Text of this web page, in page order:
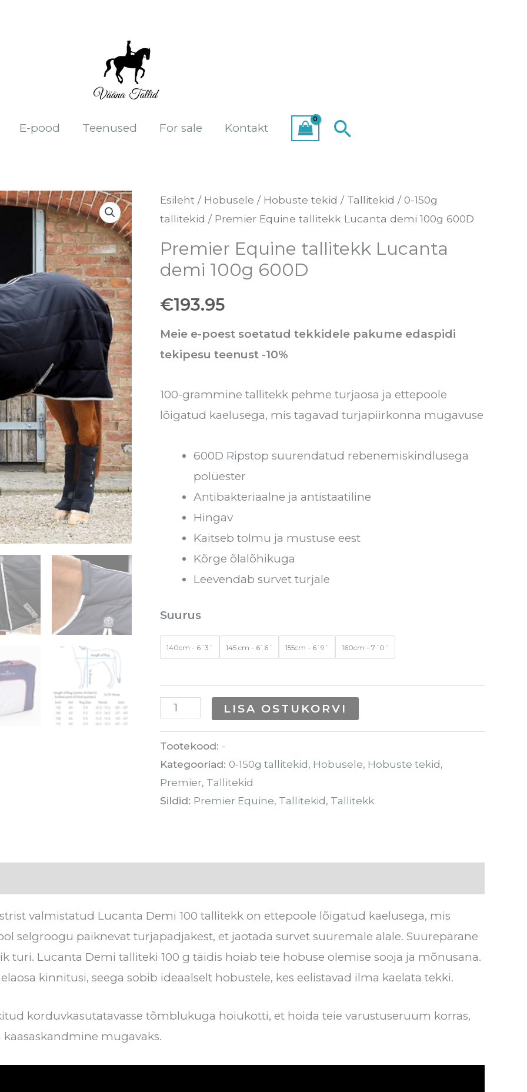
E-pood Teenused For sale Kontakt Search
Esileht / Hobusele / Hobuste tekid / Tallitekid /0-150g
tallitekid / Premier Equine tallitekk Lucanta demi 100g 600D
Premier Equine tallitekk Lucanta
demi 100g 600D
€193.95
Meie e-poest soetatud tekkidele pakume edaspidi
tekipesu teenust -10%
100-grammine tallitekk pehme turjaosa ja ettepoole
lõigatud kaelusega, mis tagavad turjapiirkonna mugavuse
600D Ripstop suurendatud rebenemiskindlusega
polüester
Antibakteriaalne ja antistaatiline
Hingav
Kaitseb tolmu ja mustuse eest
Kõrge õlalõhikuga
Leevendab survet turjale
Suurus
140cm - 6´3´ 145 cm - 6`6´ 155cm - 6`9` 160cm - 7´0´
Premier
Equine
tallitekk
Lucanta
100g
LISA OSTUKORVI
Tootekood: -
Kategooriad: 0-150g tallitekid, Hobusele, Hobuste tekid,
Premier, Tallitekid
Sildid: Premier Equine, Tallitekid, Tallitekk
valmistatud Lucanta Demi 100 tallitekk on ettepoole lõigatud kaelusega, mis
selgroogu paiknevat turjapadjakest, et jaotada survet suuremale alale. Suurepärane
turi. Lucanta Demi talliteki 100 g täidis hoiab teie hobuse olemise sooja ja mõnusana.
kinnitusi, seega sobib ideaalselt hobustele, kes eelistavad ilma kaelata tekki.
korduvkasutatavasse tõmblukuga hoiukotti, et hoida teie varustuseruum korras,
mugavaks.